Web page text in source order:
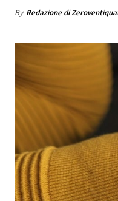
By Redazione di